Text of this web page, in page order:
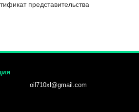
представительства
oil710xl@gmail.com